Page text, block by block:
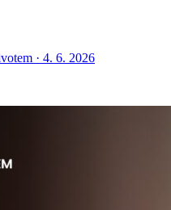
· 4. 6. 2026